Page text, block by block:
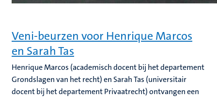
Veni-beurzen voor Henrique Marcos
en Sarah Tas
Henrique Marcos (academisch docent bij het departement
Grondslagen van het recht) en Sarah Tas (universitair
docent bij het departement Privaatrecht) ontvangen een